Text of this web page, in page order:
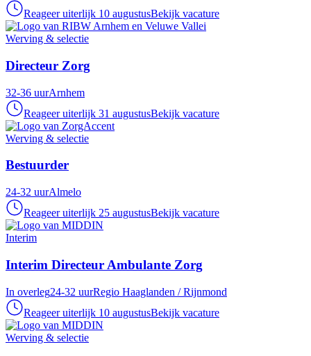
Reageer uiterlijk 10 augustusBekijk vacature
Werving & selectie
Directeur Zorg
32-36 uurArnhem
Reageer uiterlijk 31 augustusBekijk vacature
Werving & selectie
Bestuurder
24-32 uurAlmelo
Reageer uiterlijk 25 augustusBekijk vacature
Interim
Interim Directeur Ambulante Zorg
In overleg24-32 uurRegio Haaglanden / Rijnmond
Reageer uiterlijk 10 augustusBekijk vacature
Werving & selectie